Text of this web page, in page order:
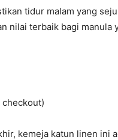
tidur malam yang
nilai terbaik bagi manula
checkout)
kemeja katun linen ini